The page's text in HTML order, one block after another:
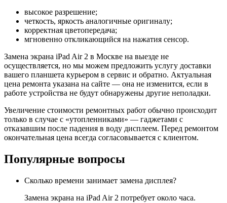
высокое разрешение;
четкость, яркость аналогичные оригиналу;
корректная цветопередача;
мгновенно откликающийся на нажатия сенсор.
Замена экрана iPad Air 2 в Москве на выезде не
осуществляется, но мы можем предложить услугу доставки
вашего планшета курьером в сервис и обратно. Актуальная
цена ремонта указана на сайте — она не изменится, если в
работе устройства не будут обнаружены другие неполадки.
Увеличение стоимости ремонтных работ обычно происходит
только в случае с «утопленниками» — гаджетами с
отказавшим после падения в воду дисплеем. Перед ремонтом
окончательная цена всегда согласовывается с клиентом.
Популярные вопросы
Сколько времени занимает замена дисплея?
Замена экрана на iPad Air 2 потребует около часа.